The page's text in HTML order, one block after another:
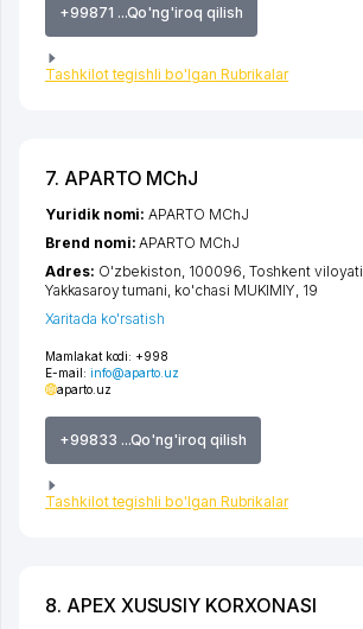
+99871 ...Qo'ng'iroq qilish
Tashkilot tegishli bo'lgan Rubrikalar
7. APARTO MChJ
Mamlakat kodi: +998
E-mail: info@aparto.uz
aparto.uz
+99833 ...Qo'ng'iroq qilish
Tashkilot tegishli bo'lgan Rubrikalar
Yuridik nomi:APARTO MChJ
Brend nomi:APARTO MChJ
Adres: O'zbekiston, 100096, Toshkent viloyati
Yakkasaroy tumani, ko'chasi MUKIMIY, 19
Xaritada ko'rsatish
8. APEX XUSUSIY KORXONASI